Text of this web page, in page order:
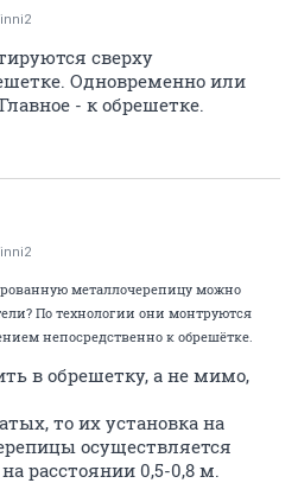
сверху
Одновременно или
- к обрешетке.
металлочерепицу можно
По технологии они монтруются
непосредственно к обрешётке.
в обрешетку, а не мимо,
то их установка на
осуществляется
расстоянии 0,5-0,8 м.